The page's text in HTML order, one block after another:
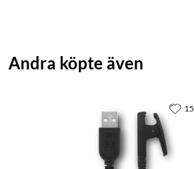
Andra köpte även
15